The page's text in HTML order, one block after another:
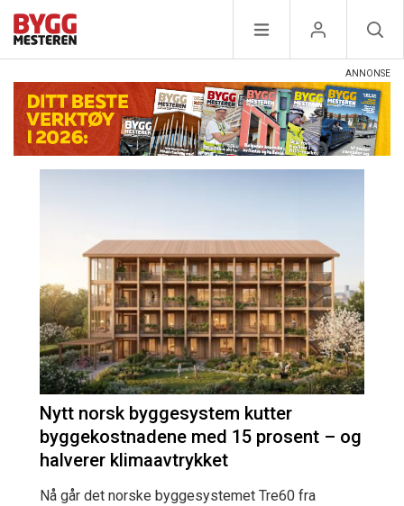
Nytt norsk byggesystem kutter
byggekostnadene med 15 prosent – og
halverer klimaavtrykket
Nå går det norske byggesystemet Tre60 fra